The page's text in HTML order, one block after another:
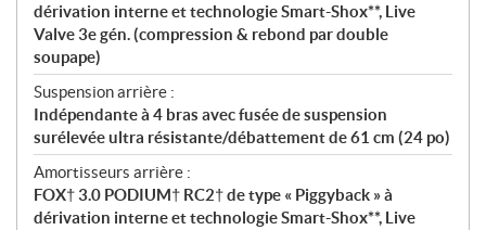
dérivation interne et technologie Smart-Shox**, Live
Valve 3e gén. (compression & rebond par double
soupape)
Suspension arrière :
Indépendante à 4 bras avec fusée de suspension
surélevée ultra résistante/débattement de 61 cm (24 po)
Amortisseurs arrière :
FOX† 3.0 PODIUM† RC2† de type « Piggyback » à
dérivation interne et technologie Smart-Shox**, Live